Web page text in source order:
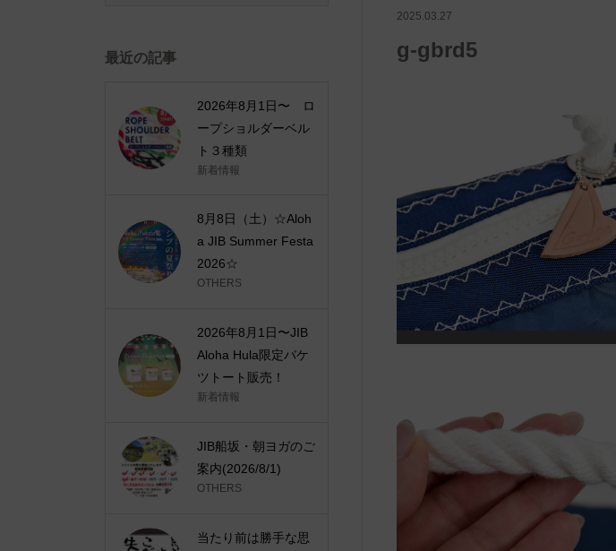
2025.03.27
g-gbrd5
最近の記事
2026年8月1日〜 ロ
ープショルダーベル
ト３種類
新着情報
8月8日（土）☆Aloh
a JIB Summer Festa
2026☆
OTHERS
2026年8月1日〜JIB
Aloha Hula限定バケ
ツトート販売！
新着情報
JIB船坂・朝ヨガのご
案内(2026/8/1)
OTHERS
当たり前は勝手な思